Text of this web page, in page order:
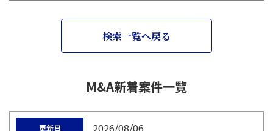
検索一覧へ戻る
M&A新着案件一覧
更新日 2026/08/06